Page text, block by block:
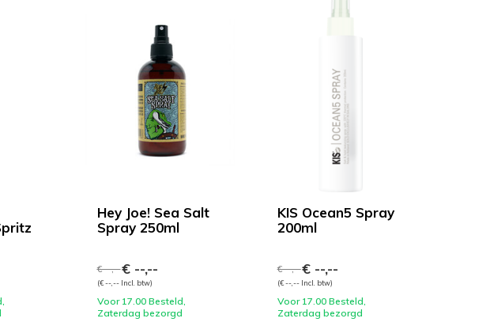
Hey Joe! Sea Salt
Spray 250ml
€ --,--€ --,--
(€ --,-- Incl. btw)
Voor 17.00 Besteld,
Zaterdag bezorgd
KIS Ocean5 Spray
200ml
€ --,--€ --,--
(€ --,-- Incl. btw)
Voor 17.00 Besteld,
Zaterdag bezorgd